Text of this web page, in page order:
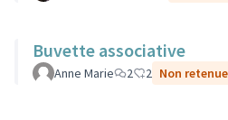
Buvette associative
Anne Marie 2 2 Non